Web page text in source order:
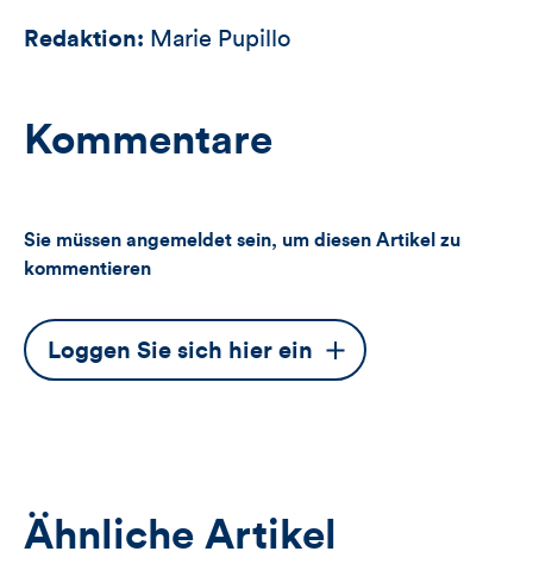
Redaktion: Marie Pupillo
Kommentare
Sie müssen angemeldet sein, um diesen Artikel zu
kommentieren
Dieser
Button
Loggen Sie sich hier ein
Ähnliche Artikel